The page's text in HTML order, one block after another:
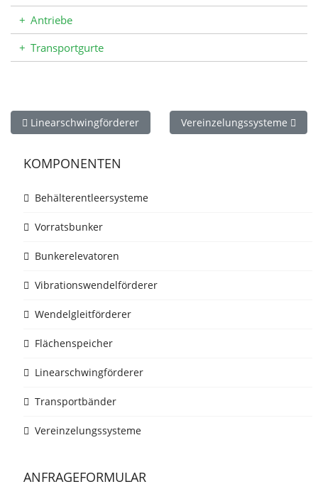
+ Antriebe
+ Transportgurte
Vorheriger Beitrag: Linearschwingförderer
Linearschwingförderer Nächster Beitrag:
Vereinzelungssysteme
KOMPONENTEN
Behälterentleersysteme
Vorratsbunker
Bunkerelevatoren
Vibrationswendelförderer
Wendelgleitförderer
Flächenspeicher
Linearschwingförderer
Transportbänder
Vereinzelungssysteme
ANFRAGEFORMULAR